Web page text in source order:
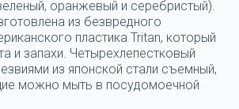
оранжевый и серебристый).
из безвредного
пластика Tritan, который
и запахи. Четырехлепестковый
из японской стали съемный,
можно мыть в посудомоечной